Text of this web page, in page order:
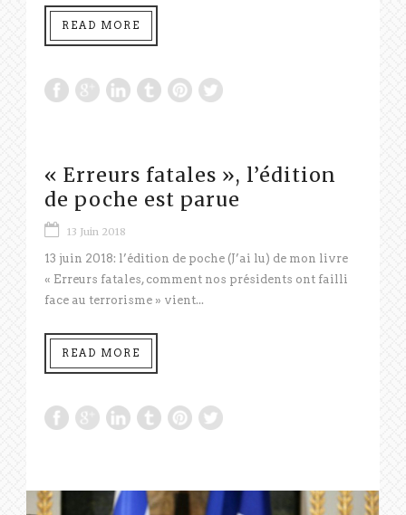
READ MORE
« Erreurs fatales », l’édition
de poche est parue
13 Juin 2018
13 juin 2018: l’édition de poche (J’ai lu) de mon livre
« Erreurs fatales, comment nos présidents ont failli
face au terrorisme » vient...
READ MORE